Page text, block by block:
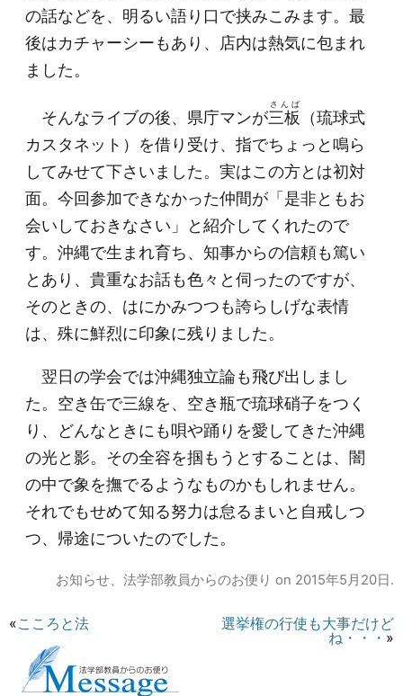
の話などを、明るい語り口で挟みこみます。最
後はカチャーシーもあり、店内は熱気に包まれ
ました。
そんなライブの後、県庁マンが三板
さんば
（琉球式
カスタネット）を借り受け、指でちょっと鳴ら
してみせて下さいました。実はこの方とは初対
面。今回参加できなかった仲間が「是非ともお
会いしておきなさい」と紹介してくれたので
す。沖縄で生まれ育ち、知事からの信頼も篤い
とあり、貴重なお話も色々と伺ったのですが、
そのときの、はにかみつつも誇らしげな表情
は、殊に鮮烈に印象に残りました。
翌日の学会では沖縄独立論も飛び出しまし
た。空き缶で三線を、空き瓶で琉球硝子をつく
り、どんなときにも唄や踊りを愛してきた沖縄
の光と影。その全容を掴もうとすることは、闇
の中で象を撫でるようなものかもしれません。
それでもせめて知る努力は怠るまいと自戒しつ
つ、帰途についたのでした。
お知らせ、 法学部教員からのお便り on 2015年5月20日.
«こころと法
選挙権の行使も大事だけど
ね・・・ »